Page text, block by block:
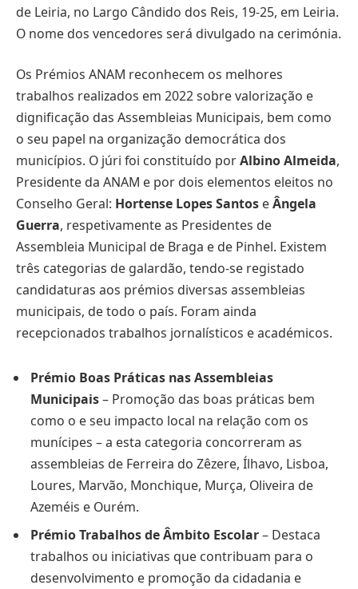
de Leiria, no Largo Cândido dos Reis, 19-25, em Leiria.
O nome dos vencedores será divulgado na cerimónia.
Os Prémios ANAM reconhecem os melhores
trabalhos realizados em 2022 sobre valorização e
dignificação das Assembleias Municipais, bem como
o seu papel na organização democrática dos
municípios. O júri foi constituído porAlbino Almeida,
Presidente da ANAM e por dois elementos eleitos no
Conselho Geral: Hortense Lopes Santos eÂngela
Guerra, respetivamente as Presidentes de
Assembleia Municipal de Braga e de Pinhel. Existem
três categorias de galardão, tendo-se registado
candidaturas aos prémios diversas assembleias
municipais, de todo o país. Foram ainda
recepcionados trabalhos jornalísticos e académicos.
Prémio Boas Práticas nas Assembleias
Municipais– Promoção das boas práticas bem
como o e seu impacto local na relação com os
munícipes – a esta categoria concorreram as
assembleias de Ferreira do Zêzere, Ílhavo, Lisboa,
Loures, Marvão, Monchique, Murça, Oliveira de
Azeméis e Ourém.
Prémio Trabalhos de Âmbito Escolar– Destaca
trabalhos ou iniciativas que contribuam para o
desenvolvimento e promoção da cidadania e